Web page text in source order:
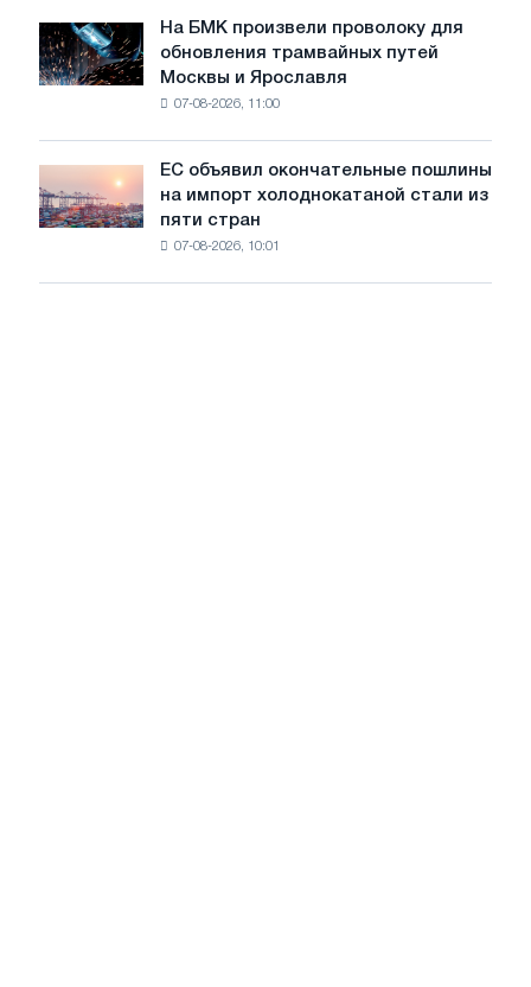
целей
обезуглероживания
июле
На
БМК
произвели
трамвайных
путей
Ярославля
На БМК произвели проволоку для
обновления трамвайных путей
Москвы и Ярославля
07-08-2026, 11:00
объявил
окончательные
ЕС объявил окончательные пошлины
на импорт холоднокатаной стали из
пяти стран
07-08-2026, 10:01